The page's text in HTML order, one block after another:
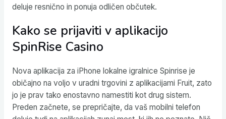
deluje resnično in ponuja odličen občutek.
Kako se prijaviti v aplikacijo
SpinRise Casino
Nova aplikacija za iPhone lokalne igralnice Spinrise je
običajno na voljo v uradni trgovini z aplikacijami Fruit, zato
jo je prav tako enostavno namestiti kot drug sistem.
Preden začnete, se prepričajte, da vaš mobilni telefon